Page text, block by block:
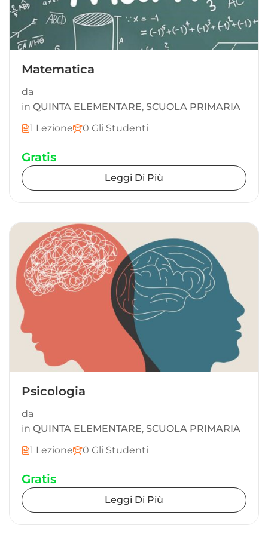
Matematica
da
in QUINTA ELEMENTARE, SCUOLA PRIMARIA
1 Lezione
0 Gli Studenti
Gratis
Leggi Di Più
Psicologia
da
in QUINTA ELEMENTARE, SCUOLA PRIMARIA
1 Lezione
0 Gli Studenti
Gratis
Leggi Di Più